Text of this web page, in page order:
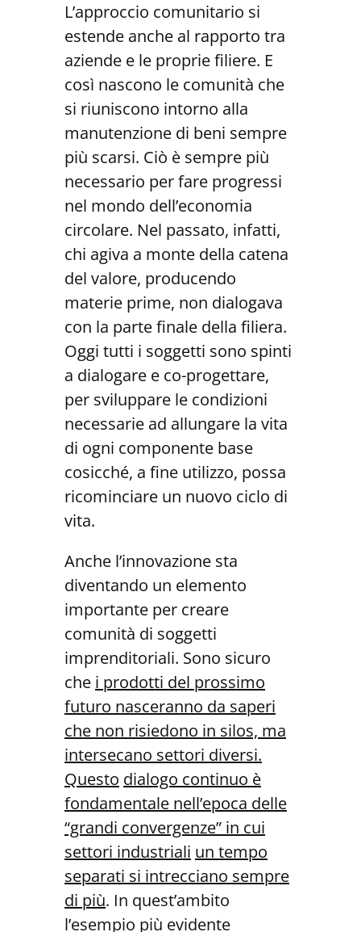
L’approccio comunitario si
estende anche al rapporto tra
aziende e le proprie filiere. E
così nascono le comunità che
si riuniscono intorno alla
manutenzione di beni sempre
più scarsi. Ciò è sempre più
necessario per fare progressi
nel mondo dell’economia
circolare. Nel passato, infatti,
chi agiva a monte della catena
del valore, producendo
materie prime, non dialogava
con la parte finale della filiera.
Oggi tutti i soggetti sono spinti
a dialogare e co-progettare,
per sviluppare le condizioni
necessarie ad allungare la vita
di ogni componente base
cosicché, a fine utilizzo, possa
ricominciare un nuovo ciclo di
vita.
Anche l’innovazione sta
diventando un elemento
importante per creare
comunità di soggetti
imprenditoriali. Sono sicuro
che i prodotti del prossimo
futuro nasceranno da saperi
che non risiedono in silos, ma
intersecano settori diversi.
Questo dialogo continuo è
fondamentale nell’epoca delle
“grandi convergenze” in cui
settori industriali un tempo
separati si intrecciano sempre
di più. In quest’ambito
l’esempio più evidente